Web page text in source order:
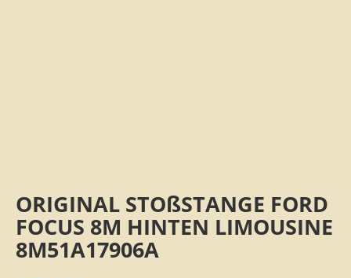
ORIGINAL STOßSTANGE FORD
FOCUS 8M HINTEN LIMOUSINE
8M51A17906A